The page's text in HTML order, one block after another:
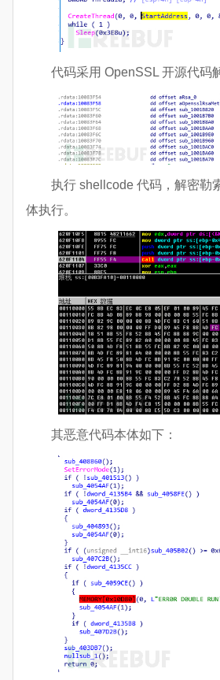
代码采用 OpenSSL 开源代码
执行 shellcode 代码，解密勒
体执行。
其恶意代码本体如下：